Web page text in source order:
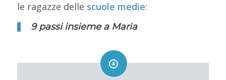
le ragazze delle scuole medie:
9 passi insieme a Maria